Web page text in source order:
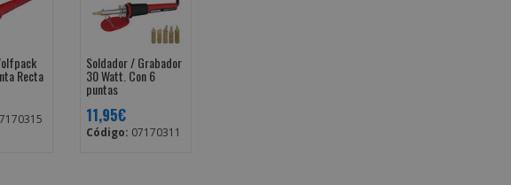
Recta
Soldador / Grabador
30 Watt. Con 6
puntas
11,95€
Código: 07170311